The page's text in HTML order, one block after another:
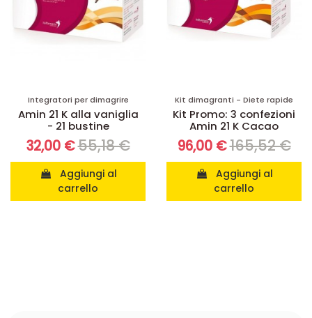
Integratori per dimagrire
Amin 21 K alla vaniglia
- 21 bustine
32,00 €55,18 €
carrello
Kit dimagranti - Diete rapide
Kit Promo: 3 confezioni
Amin 21 K Cacao
96,00 €165,52 €
carrello